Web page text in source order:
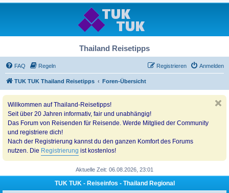
Thailand Reisetipps
FAQ Regeln Anmelden
Registrieren
TUK TUK Thailand Reisetipps Foren-Übersicht
Willkommen auf Thailand-Reisetipps!
Seit über 20 Jahren informativ, fair und unabhängig!
Das Forum von Reisenden für Reisende. Werde Mitglied der Community
und registriere dich!
Nach der Registrierung kannst du den ganzen Komfort des Forums
nutzen. Die Registrierung ist kostenlos!
Aktuelle Zeit: 06.08.2026, 23:01
TUK TUK - Reiseinfos - Thailand Regional